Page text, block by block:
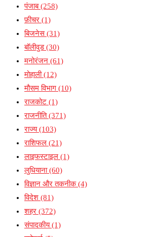
पंजाब(258)
फ़ीचर (1)
बिजनेस(31)
बॉलीवुड(30)
मनोरंजन (61)
मोहाली(12)
मौसम विभाग (10)
राजकोट (1)
राजनीति(371)
राज्य(103)
राशिफल (21)
लाइफस्टाइल (1)
लुधियाना(60)
विज्ञान और तकनीक(4)
विदेश (81)
शहर (372)
संपादकीय(1)